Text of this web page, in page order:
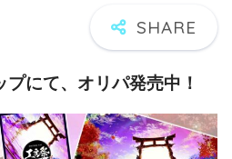
にて、オリパ発売中！